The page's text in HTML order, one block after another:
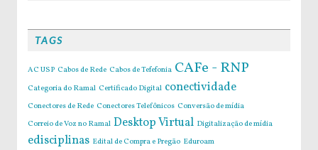
TAGS
AC USP Cabos de Rede Cabos de Tefefonia CAFe - RNP
Categoria do Ramal Certificado Digital conectividade
Conectores de Rede Conectores Telefônicos Conversão de mídia
Correio de Voz no Ramal Desktop Virtual Digitalização de mídia
edisciplinas Edital de Compra e Pregão Eduroam